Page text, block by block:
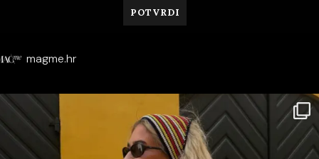
magme.hr